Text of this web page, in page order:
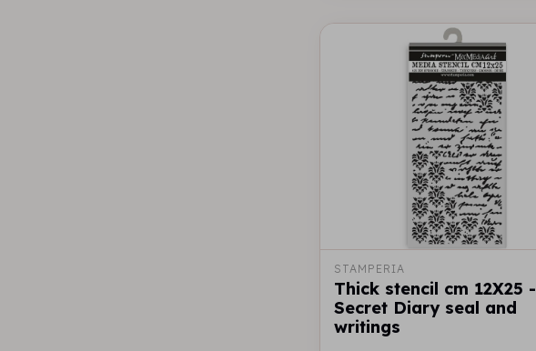
STAMPERIA
Thick stencil cm 12X25 -
Secret Diary seal and
writings